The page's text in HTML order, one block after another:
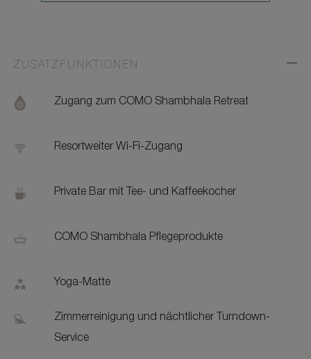
ZUSATZFUNKTIONEN
Zugang zum COMO Shambhala Retreat
Resortweiter Wi-Fi-Zugang
Private Bar mit Tee- und Kaffeekocher
COMO Shambhala Pflegeprodukte
Yoga-Matte
Zimmerreinigung und nächtlicher Turndown-
Service